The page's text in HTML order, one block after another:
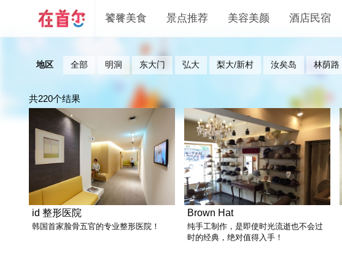
饕餮美食 景点推荐 美容美颜 酒店民宿
地区 全部 明洞 东大门 弘大 梨大/新村 汝矣岛 林荫路
共220个结果
id 整形医院
韩国首家脸骨五官的专业整形医院！
Brown Hat
纯手工制作，是即使时光流逝也不会过
时的经典，绝对值得入手！